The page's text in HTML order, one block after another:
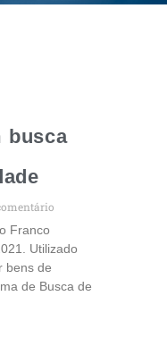
busca
Franco
Utilizado
bens de
de Busca de